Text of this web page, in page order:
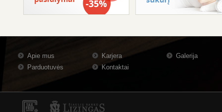
Apie mus Karjera
Galerija
Parduotuvės
Kontaktai